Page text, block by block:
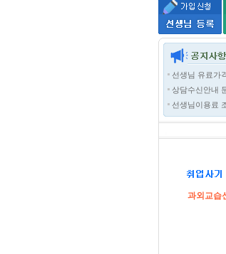
선생님 유료가
상담수신안내
선생님이용료
과외교습